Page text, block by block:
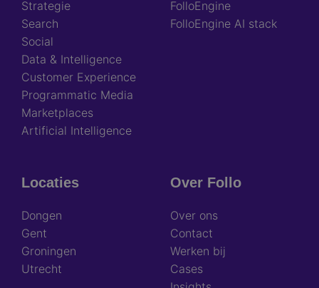
Strategie
Search
Social
Data & Intelligence
Customer Experience
Programmatic Media
Marketplaces
Artificial Intelligence
FolloEngine
FolloEngine AI stack
Locaties
Dongen
Gent
Groningen
Utrecht
Over Follo
Over ons
Contact
Werken bij
Cases